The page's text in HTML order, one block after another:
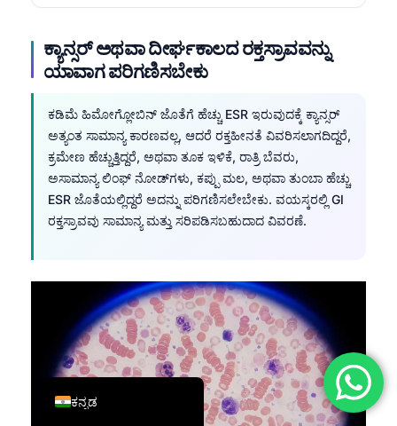
ಕ್ಯಾನ್ಸರ್ ಅಥವಾ ದೀರ್ಘಕಾಲದ ರಕ್ತಸ್ರಾವವನ್ನು
ಯಾವಾಗ ಪರಿಗಣಿಸಬೇಕು
ಕಡಿಮೆ ಹಿಮೋಗ್ಲೋಬಿನ್ ಜೊತೆಗೆ ಹೆಚ್ಚು ESR ಇರುವುದಕ್ಕೆ ಕ್ಯಾನ್ಸರ್
ಅತ್ಯಂತ ಸಾಮಾನ್ಯ ಕಾರಣವಲ್ಲ, ಆದರೆ ರಕ್ತಹೀನತೆ ವಿವರಿಸಲಾಗದಿದ್ದರೆ,
ಕ್ರಮೇಣ ಹೆಚ್ಚುತ್ತಿದ್ದರೆ, ಅಥವಾ ತೂಕ ಇಳಿಕೆ, ರಾತ್ರಿ ಬೆವರು,
ಅಸಾಮಾನ್ಯ ಲಿಂಫ್ ನೋಡ್‌ಗಳು, ಕಪ್ಪು ಮಲ, ಅಥವಾ ತುಂಬಾ ಹೆಚ್ಚು
ESR ಜೊತೆಯಲ್ಲಿದ್ದರೆ ಅದನ್ನು ಪರಿಗಣಿಸಲೇಬೇಕು. ವಯಸ್ಕರಲ್ಲಿ GI
ರಕ್ತಸ್ರಾವವು ಸಾಮಾನ್ಯ ಮತ್ತು ಸರಿಪಡಿಸಬಹುದಾದ ವಿವರಣೆ.
ಕನ್ನಡ
English
Deutsch
العربية
Français
Italiano
Español
Português
Ελληνικά
Türkçe
Română
简体中文